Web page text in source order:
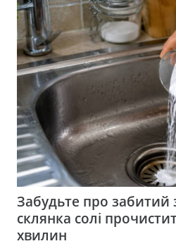
Забудьте про забитий
склянка солі
хвилин